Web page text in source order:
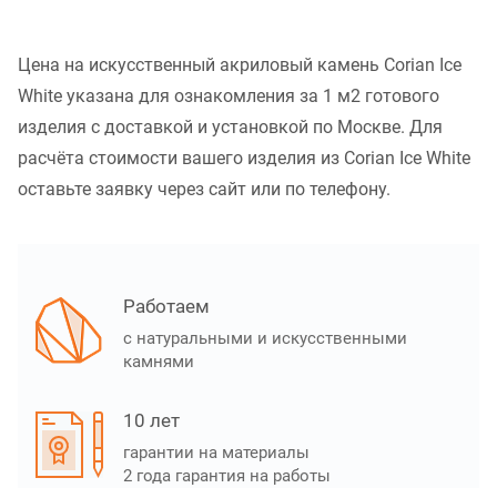
Цена на искусственный акриловый камень Corian Ice
White указана для ознакомления за 1 м2 готового
изделия с доставкой и установкой по Москве. Для
расчёта стоимости вашего изделия из Corian Ice White
оставьте заявку через сайт или по телефону.
Работаем
с натуральными и искусственными
камнями
10 лет
гарантии на материалы
2 года гарантия на работы